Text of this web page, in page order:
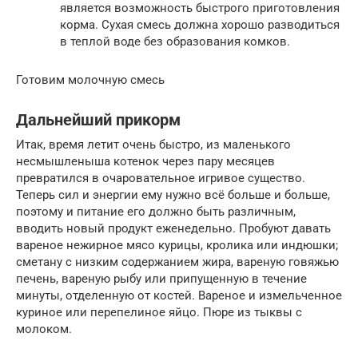
является возможность быстрого приготовления
корма. Сухая смесь должна хорошо разводиться
в теплой воде без образования комков.
Готовим молочную смесь
Дальнейший прикорм
Итак, время летит очень быстро, из маленького
несмышленыша котенок через пару месяцев
превратился в очаровательное игривое существо.
Теперь сил и энергии ему нужно всё больше и больше,
поэтому и питание его должно быть различным,
вводить новый продукт еженедельно. Пробуют давать
вареное нежирное мясо курицы, кролика или индюшки;
сметану с низким содержанием жира, вареную говяжью
печень, вареную рыбу или припущенную в течение
минуты, отделенную от костей. Вареное и измельченное
куриное или перепелиное яйцо. Пюре из тыквы с
молоком.